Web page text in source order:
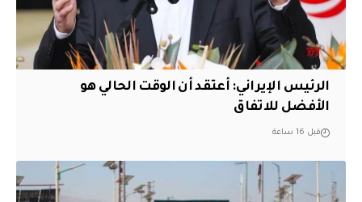
الرئيس الإيراني: أعتقد أن الوقت الحالي هو
الأفضل للاتفاق
قبل 16 ساعة